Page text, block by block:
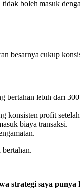
boleh masuk
besarnya cukup
bertahan lebih dari
konsisten profit
biaya transaksi.
strategi saya punya